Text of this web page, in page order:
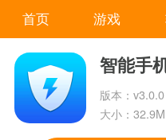
首页 游戏
智能手
版本：v3.0.0
大小：32.9M